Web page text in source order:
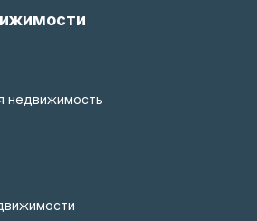
недвижимость